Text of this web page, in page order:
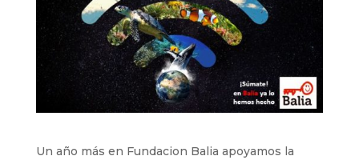
Un año más en Fundacion Balia apoyamos la